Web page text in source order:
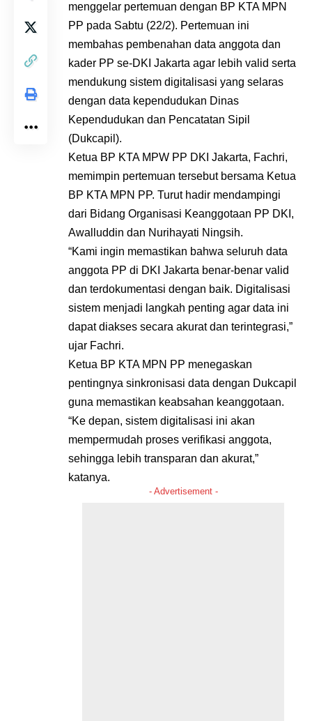
menggelar pertemuan dengan BP KTA MPN
PP pada Sabtu (22/2). Pertemuan ini
membahas pembenahan data anggota dan
kader PP se-DKI Jakarta agar lebih valid serta
mendukung sistem digitalisasi yang selaras
dengan data kependudukan Dinas
Kependudukan dan Pencatatan Sipil
(Dukcapil).
Ketua BP KTA MPW PP DKI Jakarta, Fachri,
memimpin pertemuan tersebut bersama Ketua
BP KTA MPN PP. Turut hadir mendampingi
dari Bidang Organisasi Keanggotaan PP DKI,
Awalluddin dan Nurihayati Ningsih.
“Kami ingin memastikan bahwa seluruh data
anggota PP di DKI Jakarta benar-benar valid
dan terdokumentasi dengan baik. Digitalisasi
sistem menjadi langkah penting agar data ini
dapat diakses secara akurat dan terintegrasi,”
ujar Fachri.
Ketua BP KTA MPN PP menegaskan
pentingnya sinkronisasi data dengan Dukcapil
guna memastikan keabsahan keanggotaan.
“Ke depan, sistem digitalisasi ini akan
mempermudah proses verifikasi anggota,
sehingga lebih transparan dan akurat,”
katanya.
- Advertisement -